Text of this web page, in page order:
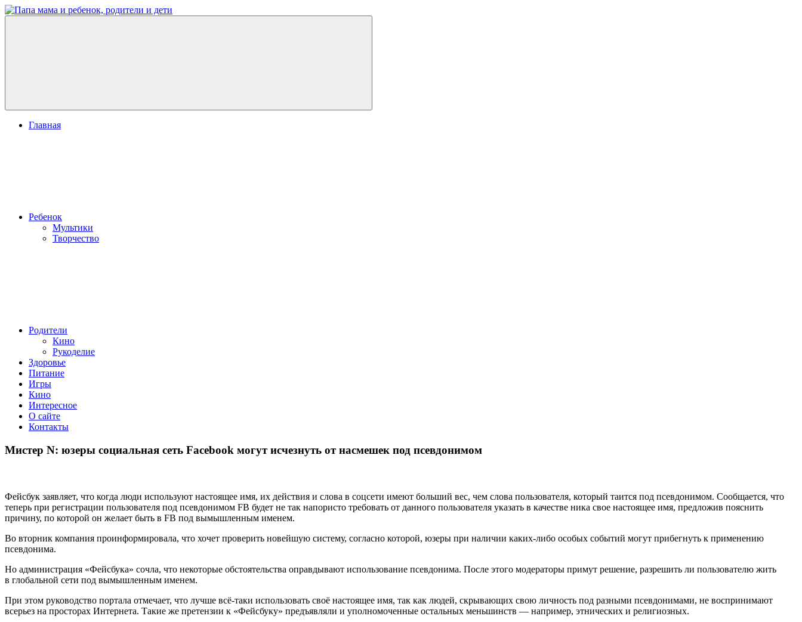
Перейти
к
Меню
Главная
Ребенок
Мультики
Творчество
Родители
Кино
Рукоделие
Здоровье
Питание
Игры
Кино
Интересное
О сайте
Контакты
Мистер N: юзеры социальная сеть Facebook могут исчезнуть от насмешек под псевдонимом
Фейсбук заявляет, что когда люди используют настоящее имя, их действия и слова в соцсети имеют больший вес, чем слова пользователя, который таится под псевдонимом. Сообщается, что
теперь при регистрации пользователя под псевдонимом FB будет не так напористо требовать от данного пользователя указать в качестве ника свое настоящее имя, предложив пояснить
причину, по которой он желает быть в FB под вымышленным именем.
Во вторник компания проинформировала, что хочет проверить новейшую систему, согласно которой, юзеры при наличии каких-либо особых событий могут прибегнуть к применению
псевдонима.
Но администрация «Фейсбука» сочла, что некоторые обстоятельства оправдывают использование псевдонима. После этого модераторы примут решение, разрешить ли пользователю жить
в глобальной сети под вымышленным именем.
При этом руководство портала отмечает, что лучше всё-таки использовать своё настоящее имя, так как людей, скрывающих свою личность под разными псевдонимами, не воспринимают
всерьез на просторах Интернета. Такие же претензии к «Фейсбуку» предъявляли и уполномоченные остальных меньшинств — например, этнических и религиозных.